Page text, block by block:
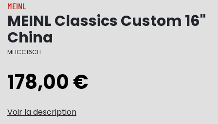
MEINL
MEINL Classics Custom 16"
China
MEICC16CH
178,00 €
Voir la description